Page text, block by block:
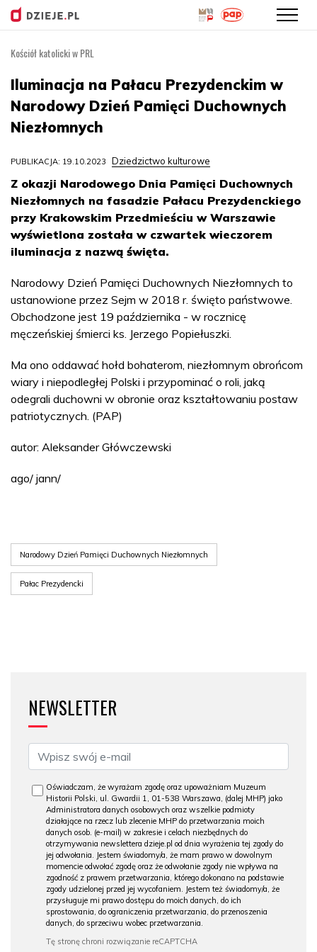
treści
Kościół katolicki w PRL
Iluminacja na Pałacu Prezydenckim w
Narodowy Dzień Pamięci Duchownych
Niezłomnych
PUBLIKACJA: 19.10.2023 Dziedzictwo kulturowe
Z okazji Narodowego Dnia Pamięci Duchownych
Niezłomnych na fasadzie Pałacu Prezydenckiego
przy Krakowskim Przedmieściu w Warszawie
wyświetlona została w czwartek wieczorem
iluminacja z nazwą święta.
Narodowy Dzień Pamięci Duchownych Niezłomnych to
ustanowione przez Sejm w 2018 r. święto państwowe.
Obchodzone jest 19 października - w rocznicę
męczeńskiej śmierci ks. Jerzego Popiełuszki.
Ma ono oddawać hołd bohaterom, niezłomnym obrońcom
wiary i niepodległej Polski i przypominać o roli, jaką
odegrali duchowni w obronie oraz kształtowaniu postaw
patriotycznych. (PAP)
autor: Aleksander Główczewski
ago/ jann/
Narodowy Dzień Pamięci Duchownych Niezłomnych
Pałac Prezydencki
NEWSLETTER
Oświadczam, że wyrażam zgodę oraz upoważniam Muzeum
Historii Polski, ul. Gwardii 1, 01-538 Warszawa, (dalej MHP) jako
Administratora danych osobowych oraz wszelkie podmioty
działające na rzecz lub zlecenie MHP do przetwarzania moich
danych osob. (e-mail) w zakresie i celach niezbędnych do
otrzymywania newslettera dzieje.pl od dnia wyrażenia tej zgody do
jej odwołania. Jestem świadomy/a, że mam prawo w dowolnym
momencie odwołać zgodę oraz że odwołanie zgody nie wpływa na
zgodność z prawem przetwarzania, którego dokonano na podstawie
zgody udzielonej przed jej wycofaniem. Jestem też świadomy/a, że
przysługuje mi prawo dostępu do moich danych, do ich
sprostowania, do ograniczenia przetwarzania, do przenoszenia
danych, do sprzeciwu wobec przetwarzania.